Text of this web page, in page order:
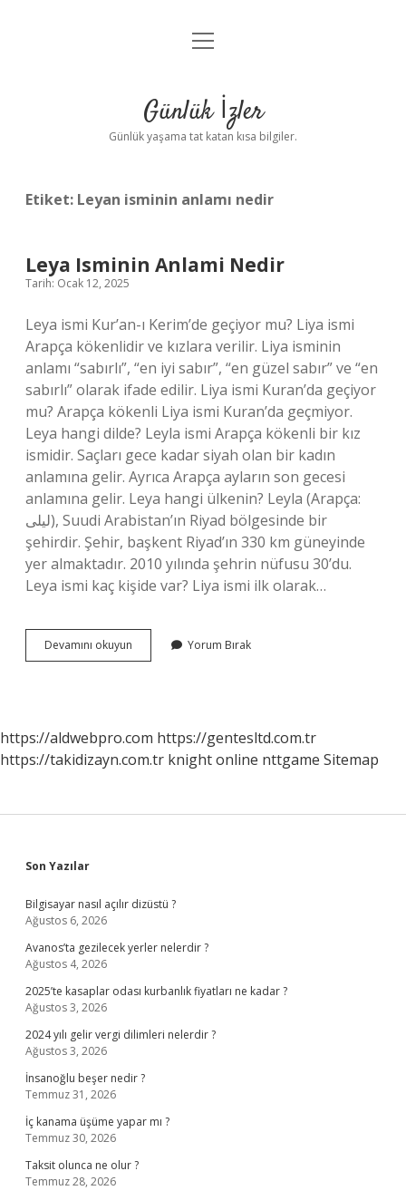
Anasayfa
Yasal Uyarı
menüyü
Günlük İzler
Günlük yaşama tat katan kısa bilgiler.
Etiket: Leyan isminin anlamı nedir
Leya Isminin Anlami Nedir
Tarih: Ocak 12, 2025
Leya ismi Kur’an-ı Kerim’de geçiyor mu? Liya ismi
Arapça kökenlidir ve kızlara verilir. Liya isminin
anlamı “sabırlı”, “en iyi sabır”, “en güzel sabır” ve “en
sabırlı” olarak ifade edilir. Liya ismi Kuran’da geçiyor
mu? Arapça kökenli Liya ismi Kuran’da geçmiyor.
Leya hangi dilde? Leyla ismi Arapça kökenli bir kız
ismidir. Saçları gece kadar siyah olan bir kadın
anlamına gelir. Ayrıca Arapça ayların son gecesi
anlamına gelir. Leya hangi ülkenin? Leyla (Arapça:
لیلى), Suudi Arabistan’ın Riyad bölgesinde bir
şehirdir. Şehir, başkent Riyad’ın 330 km güneyinde
yer almaktadır. 2010 yılında şehrin nüfusu 30’du.
Leya ismi kaç kişide var? Liya ismi ilk olarak…
Devamını okuyun
Isminin
Yorum Bırak
https://aldwebpro.com https://gentesltd.com.tr
https://takidizayn.com.tr knight online nttgame Sitemap
Sidebar
Son Yazılar
Bilgisayar nasıl açılır dizüstü ?
Ağustos 6, 2026
Avanos’ta gezilecek yerler nelerdir ?
Ağustos 4, 2026
2025’te kasaplar odası kurbanlık fiyatları ne kadar ?
Ağustos 3, 2026
2024 yılı gelir vergi dilimleri nelerdir ?
Ağustos 3, 2026
İnsanoğlu beşer nedir ?
Temmuz 31, 2026
İç kanama üşüme yapar mı ?
Temmuz 30, 2026
Taksit olunca ne olur ?
Temmuz 28, 2026